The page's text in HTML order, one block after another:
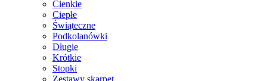
Cienkie
Ciepłe
Świąteczne
Podkolanówki
Długie
Krótkie
Stopki
Zestawy skarpet